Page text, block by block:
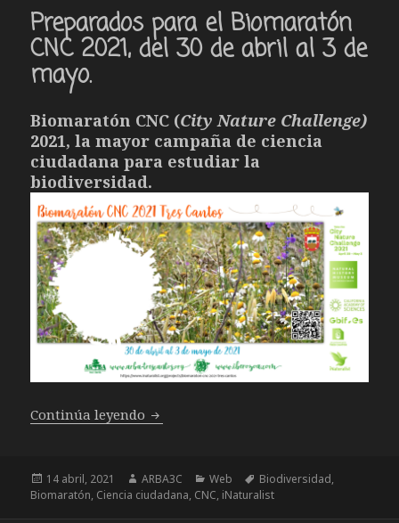
Preparados para el Biomaratón
CNC 2021, del 30 de abril al 3 de
mayo.
Biomaratón CNC (City Nature Challenge)
2021, la mayor campaña de ciencia
ciudadana para estudiar la
biodiversidad.
Continúa leyendo Preparados para el Biomaratón CNC
Publicado
el
14 abril, 2021 Autor
ARBA3C Categorías
Web Etiquetas
Biodiversidad,
Biomaratón, Ciencia ciudadana, CNC, iNaturalist